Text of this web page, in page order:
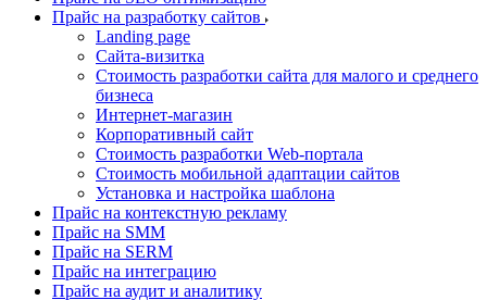
Прайс на разработку сайтов
Landing page
Cайта-визитка
Стоимость разработки сайта для малого и среднего
бизнеса
Интернет-магазин
Корпоративный сайт
Стоимость разработки Web-портала
Стоимость мобильной адаптации сайтов
Установка и настройка шаблона
Прайс на контекстную рекламу
Прайс на SMM
Прайс на SERM
Прайс на интеграцию
Прайс на аудит и аналитику